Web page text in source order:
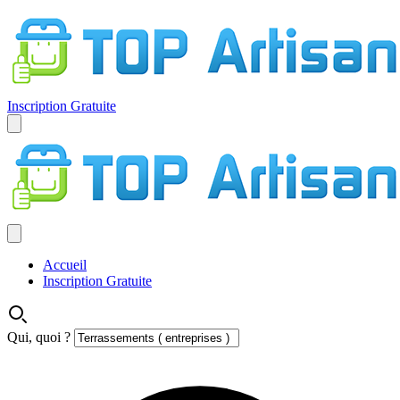
Inscription Gratuite
Accueil
Inscription Gratuite
Qui, quoi ?